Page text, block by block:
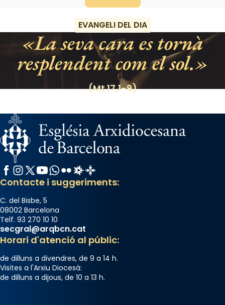
EVANGELI DEL DIA
La seva cara es tornà
resplendent com el sol.
(Mt 17,1-9)
Facebook
Instagram
X / Twitter
YouTube
WhatsApp
FlickrRadio Estel
Catalunya Cristiana
Contacte i suggeriments:
C. del Bisbe, 5
08002 Barcelona
Telf. 93 270 10 10
secgral@arqbcn.cat
Horari d'atenció al públic:
de dilluns a divendres, de 9 a 14 h.
Visites a l'Arxiu Diocesà:
de dilluns a dijous, de 10 a 13 h.